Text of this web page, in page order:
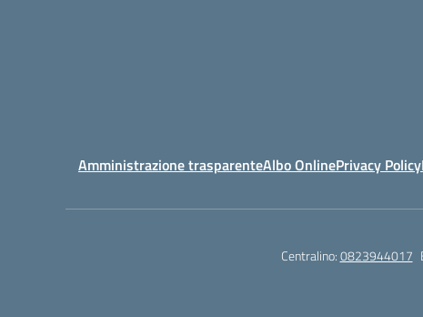
Amministrazione trasparenteAlbo OnlinePrivacy Policy
Centralino:0823944017